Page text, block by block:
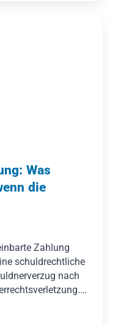
Was
die
Zahlung
schuldrechtliche
nach
eingeräumt. Erst
wirksam